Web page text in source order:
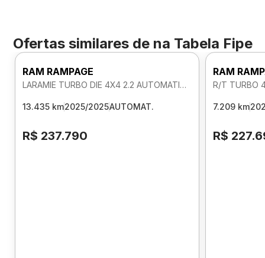
Ofertas similares de na Tabela Fipe
RAM RAMPAGE
LARAMIE TURBO DIE 4X4 2.2 AUTOMATICO
13.435 km2025/2025AUTOMAT.
R$ 237.790
RAM
R/T TURBO
7.209 km
R$